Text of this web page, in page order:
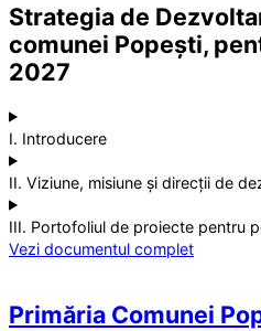
Strategia de
comunei Popești,
2027
I. Introducere
II. Viziune, misiune și direcții de
III. Portofoliul de proiecte pentru
Vezi documentul complet
Primăria Comunei